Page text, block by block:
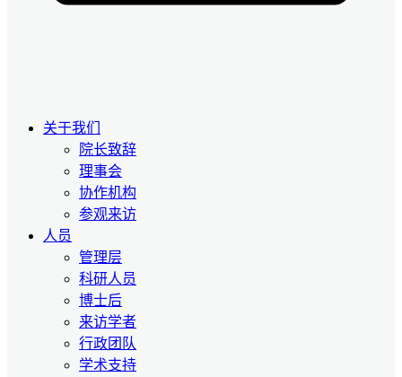
关于我们
院长致辞
理事会
协作机构
参观来访
人员
管理层
科研人员
博士后
来访学者
行政团队
学术支持